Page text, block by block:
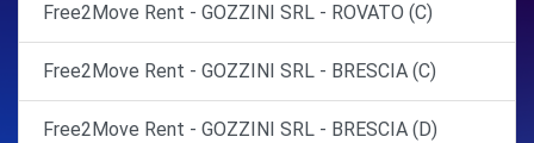
Free2Move Rent - GOZZINI SRL - ROVATO (C)
Free2Move Rent - GOZZINI SRL - BRESCIA (C)
Free2Move Rent - GOZZINI SRL - BRESCIA (D)